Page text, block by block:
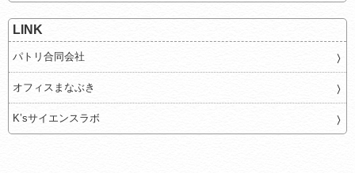
LINK
パトリ合同会社
オフィスまなぶき
K’sサイエンスラボ